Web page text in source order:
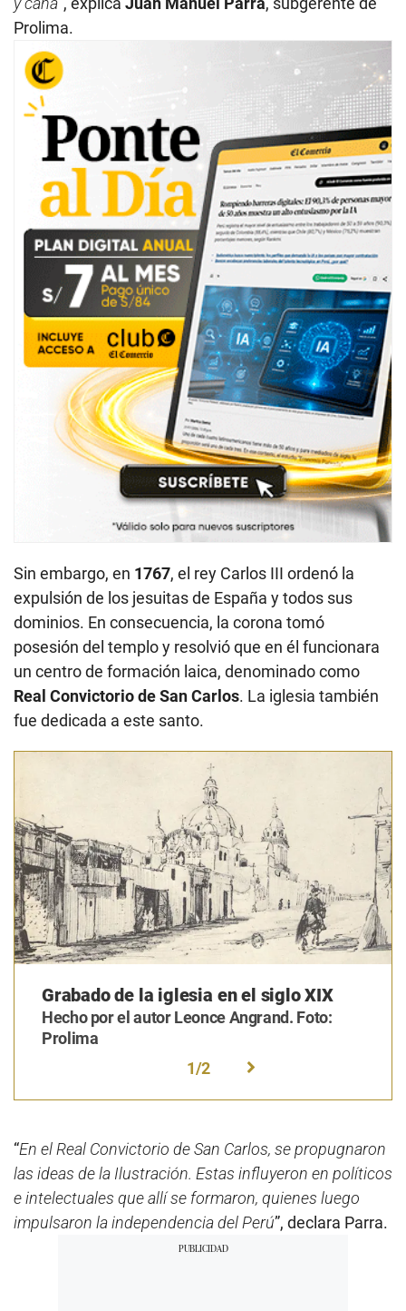
Prolima.
Sin embargo, en 1767, el rey Carlos III ordenó la
expulsión de los jesuitas de España y todos sus
dominios. En consecuencia, la corona tomó
posesión del templo y resolvió que en él funcionara
un centro de formación laica, denominado como
Real Convictorio de San Carlos. La iglesia también
fue dedicada a este santo.
Grabado de la iglesia en el siglo XIX
Hecho por el autor Leonce Angrand. Foto:
Prolima
1/2
“En el Real Convictorio de San Carlos, se propugnaron
las ideas de la Ilustración. Estas influyeron en políticos
e intelectuales que allí se formaron, quienes luego
impulsaron la independencia del Perú”, declara Parra.